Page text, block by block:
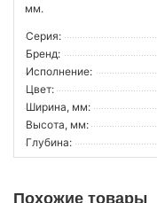
мм.
Серия:
Бренд:
Исполнение:
Цвет:
Ширина, мм:
Высота, мм:
Глубина:
Похожие товары